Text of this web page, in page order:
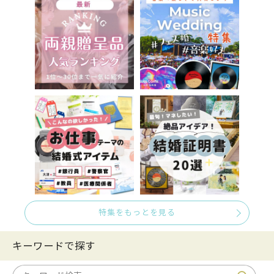
特集をもっとを見る
キーワードで探す